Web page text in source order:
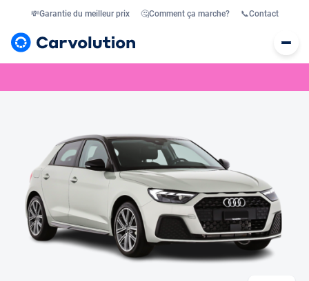
💸Garantie du meilleur prix 🤔Comment ça marche? 📞Contact